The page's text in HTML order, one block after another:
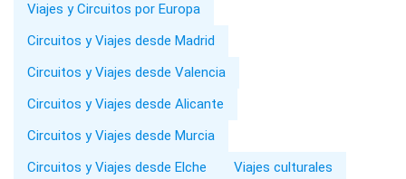
Viajes y Circuitos por Europa
Circuitos y Viajes desde Madrid
Circuitos y Viajes desde Valencia
Circuitos y Viajes desde Alicante
Circuitos y Viajes desde Murcia
Circuitos y Viajes desde Elche
Viajes culturales